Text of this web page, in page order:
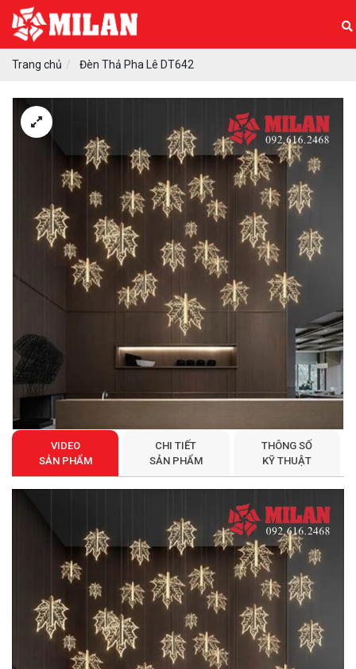
Trang chủ Đèn Thả Pha Lê DT642
VIDEO
SẢN PHẨM
CHI TIẾT
SẢN PHẨM
THÔNG SỐ
KỸ THUẬT